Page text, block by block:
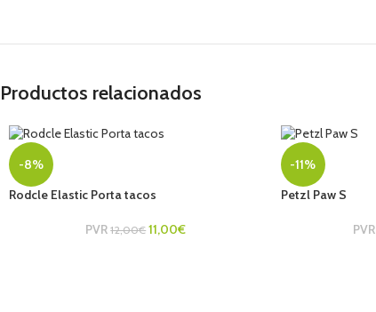
Productos relacionados
-8%
Rodcle Elastic Porta tacos
PVR 12,00€ 11,00€
-11%
Petzl Paw S
PVR